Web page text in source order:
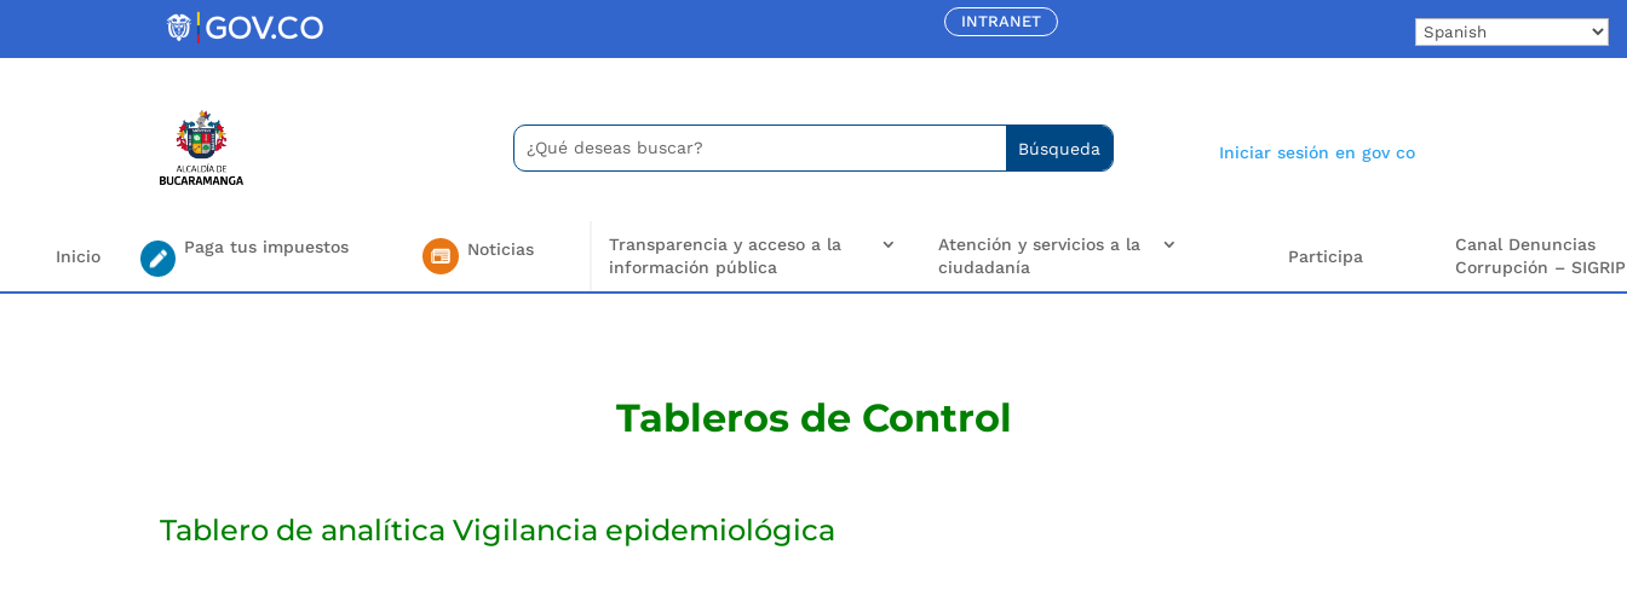
INTRANET
Buscar:
Search
for...
Iniciar sesión en gov co
Inicio Paga tus impuestos Noticias
Transparencia y acceso a la
información pública
Atención y servicios a la
ciudadanía
Participa
Canal Denuncias
Corrupción – SIGRIP
Tableros de Control
Tablero de analítica Vigilancia epidemiológica